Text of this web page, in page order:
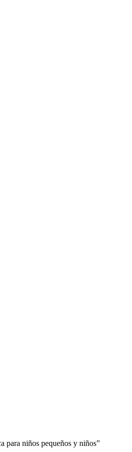
para niños pequeños y niños”